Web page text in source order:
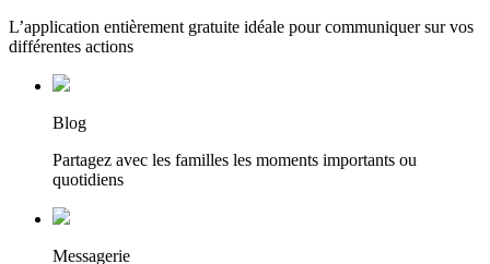
L’application entièrement gratuite idéale pour communiquer sur vos
différentes actions
Blog
Partagez avec les familles les moments importants ou
quotidiens
Messagerie